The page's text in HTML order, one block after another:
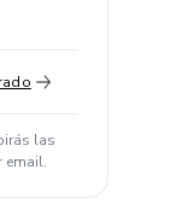
las
email.